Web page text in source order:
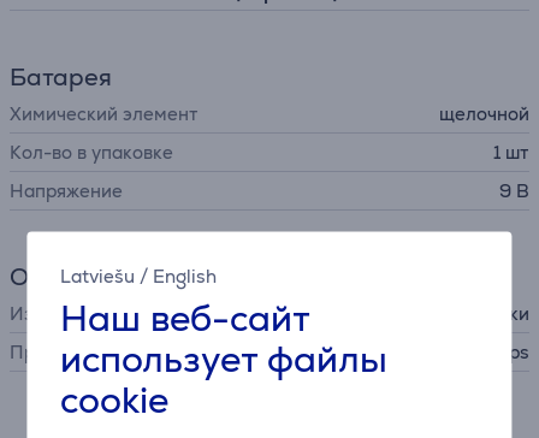
Latviešu / English
Наш веб-сайт
использует файлы
cookie
Батарея
Химический элемент
щелочной
Кол-во в упаковке
1 шт
Напряжение
9 В
Общий параметр
Изделие
батарейки
Производитель
Philips